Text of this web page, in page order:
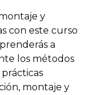
y
con este curso
a
los métodos
montaje y